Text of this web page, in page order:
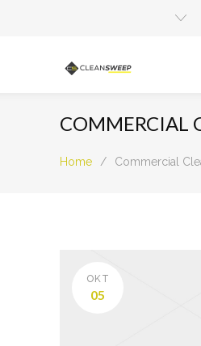
COMMERCIAL
Home / Commercial
OKT
05